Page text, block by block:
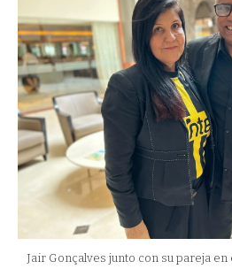
Jair Gonçalves junto con su pareja en